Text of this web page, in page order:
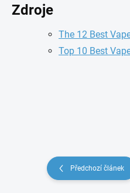
Zdroje
The 12 Best
Top 10 Best
Předchozí článek